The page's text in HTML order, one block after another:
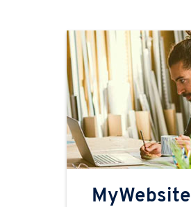
MyWebsite